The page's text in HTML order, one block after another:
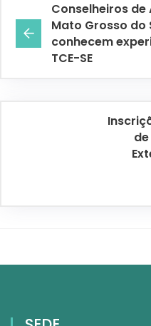
Conselheiros de
Mato Grosso do
conhecem
TCE-SE